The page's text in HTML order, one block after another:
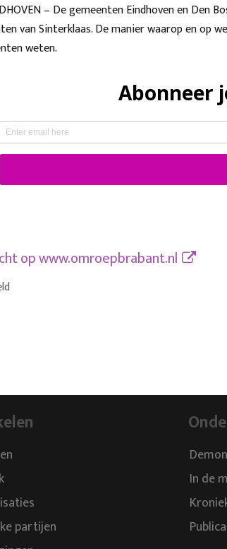
– De gemeenten Eindhoven en
van Sinterklaas. De manier waarop en op
weten.
opwww.omroepbrabant.nl
partijen
In de